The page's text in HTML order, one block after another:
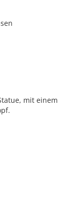
mit einem